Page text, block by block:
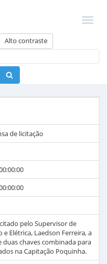
Alto contraste
de licitação
pelo Supervisor de
e Elétrica, Laedson Ferreira, a
duas chaves combinada para
na Capitação Poquinha.